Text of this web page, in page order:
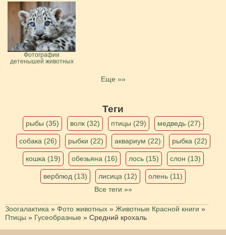
Фотографии
детенышей животных
Еще »»
Теги
рыбы (35) волк (32) птицы (29) медведь (27)
собака (26) рыбки (22) аквариум (22) рыбка (22)
кошка (19) обезьяна (16) лось (15) слон (13)
верблюд (13) лисица (12)
олень (11)
Все теги »»
Зоогалактика » Фото животных » Животные Красной книги »
Птицы » Гусеобразные » Средний крохаль